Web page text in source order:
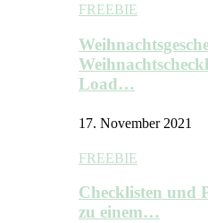
FREEBIE
Load…
17. November 2021
FREEBIE
Checklisten und
zu einem…